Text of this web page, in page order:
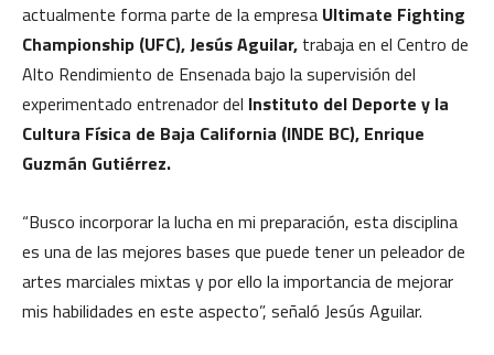
actualmente forma parte de la empresa Ultimate Fighting
Championship (UFC), Jesús Aguilar, trabaja en el Centro de
Alto Rendimiento de Ensenada bajo la supervisión del
experimentado entrenador del Instituto del Deporte y la
Cultura Física de Baja California (INDE BC), Enrique
Guzmán Gutiérrez.
“Busco incorporar la lucha en mi preparación, esta disciplina
es una de las mejores bases que puede tener un peleador de
artes marciales mixtas y por ello la importancia de mejorar
mis habilidades en este aspecto”, señaló Jesús Aguilar.